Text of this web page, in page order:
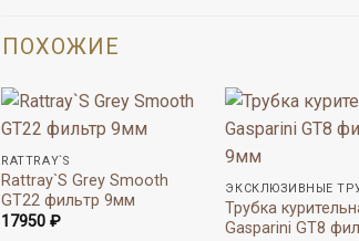
ПОХОЖИЕ
RATTRAY`S
Rattray`S Grey Smooth
GT22 фильтр 9мм
17950₽
ЭКСКЛЮЗИВНЫЕ
Трубка
Gasparini GT8